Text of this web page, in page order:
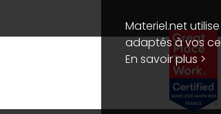
Materiel.net
adaptés à vos
En savoir plus >